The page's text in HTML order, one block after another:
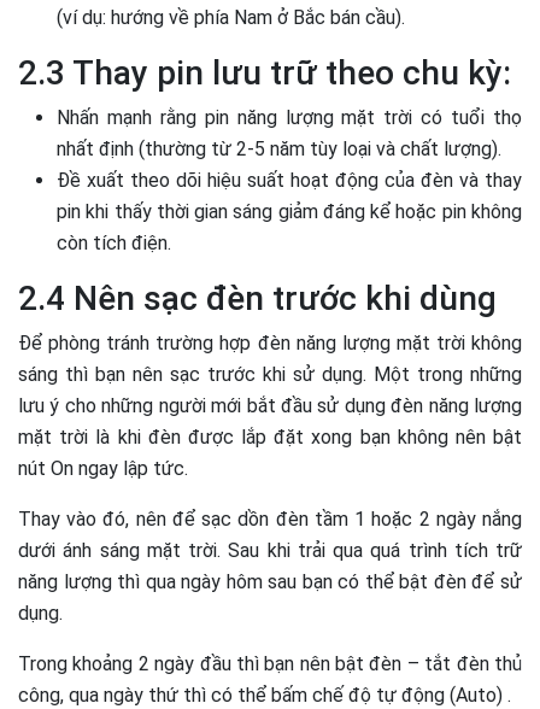
(ví dụ: hướng về phía Nam ở Bắc bán cầu).
2.3 Thay pin lưu trữ theo chu kỳ:
Nhấn mạnh rằng pin năng lượng mặt trời có tuổi thọ
nhất định (thường từ 2-5 năm tùy loại và chất lượng).
Đề xuất theo dõi hiệu suất hoạt động của đèn và thay
pin khi thấy thời gian sáng giảm đáng kể hoặc pin không
còn tích điện.
2.4 Nên sạc đèn trước khi dùng
Để phòng tránh trường hợp đèn năng lượng mặt trời không
sáng thì bạn nên sạc trước khi sử dụng. Một trong những
lưu ý cho những người mới bắt đầu sử dụng đèn năng lượng
mặt trời là khi đèn được lắp đặt xong bạn không nên bật
nút On ngay lập tức.
Thay vào đó, nên để sạc dồn đèn tầm 1 hoặc 2 ngày nắng
dưới ánh sáng mặt trời. Sau khi trải qua quá trình tích trữ
năng lượng thì qua ngày hôm sau bạn có thể bật đèn để sử
dụng.
Trong khoảng 2 ngày đầu thì bạn nên bật đèn – tắt đèn thủ
công, qua ngày thứ thì có thể bấm chế độ tự động (Auto) .